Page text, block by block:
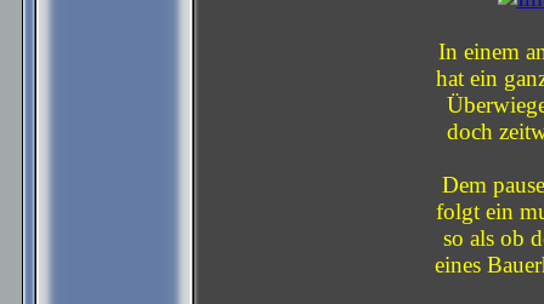
In einem
hat ein
doch
Dem
folgt ein
so als ob
eines